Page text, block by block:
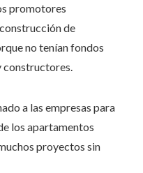
promotores
de
no tenían fondos
constructores.
a las empresas para
los apartamentos
proyectos sin